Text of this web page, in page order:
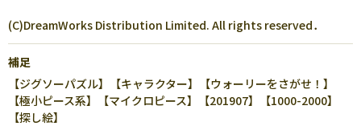
(C)DreamWorks Distribution Limited. All rights reserved．
補足
【ジグソーパズル】【キャラクター】【ウォーリーをさがせ！】
【極小ピース系】【マイクロピース】【201907】【1000-2000】
【探し絵】